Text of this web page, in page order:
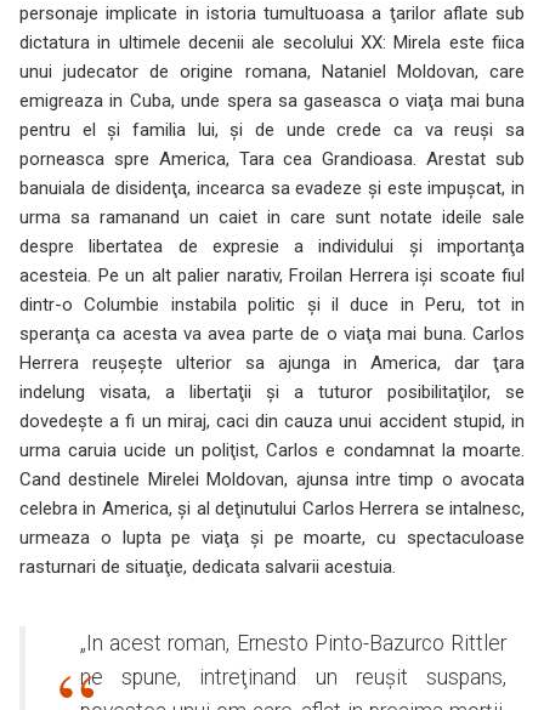
personaje implicate in istoria tumultuoasa a ţarilor aflate sub
dictatura in ultimele decenii ale secolului XX: Mirela este fiica
unui judecator de origine romana, Nataniel Moldovan, care
emigreaza in Cuba, unde spera sa gaseasca o viaţa mai buna
pentru el şi familia lui, şi de unde crede ca va reuşi sa
porneasca spre America, Tara cea Grandioasa. Arestat sub
banuiala de disidenţa, incearca sa evadeze şi este impuşcat, in
urma sa ramanand un caiet in care sunt notate ideile sale
despre libertatea de expresie a individului şi importanţa
acesteia. Pe un alt palier narativ, Froilan Herrera işi scoate fiul
dintr-o Columbie instabila politic şi il duce in Peru, tot in
speranţa ca acesta va avea parte de o viaţa mai buna. Carlos
Herrera reuşeşte ulterior sa ajunga in America, dar ţara
indelung visata, a libertaţii şi a tuturor posibilitaţilor, se
dovedeşte a fi un miraj, caci din cauza unui accident stupid, in
urma caruia ucide un poliţist, Carlos e condamnat la moarte.
Cand destinele Mirelei Moldovan, ajunsa intre timp o avocata
celebra in America, şi al deţinutului Carlos Herrera se intalnesc,
urmeaza o lupta pe viaţa şi pe moarte, cu spectaculoase
rasturnari de situaţie, dedicata salvarii acestuia.
„In acest roman, Ernesto Pinto-Bazurco Rittler
ne spune, intreţinand un reuşit suspans,